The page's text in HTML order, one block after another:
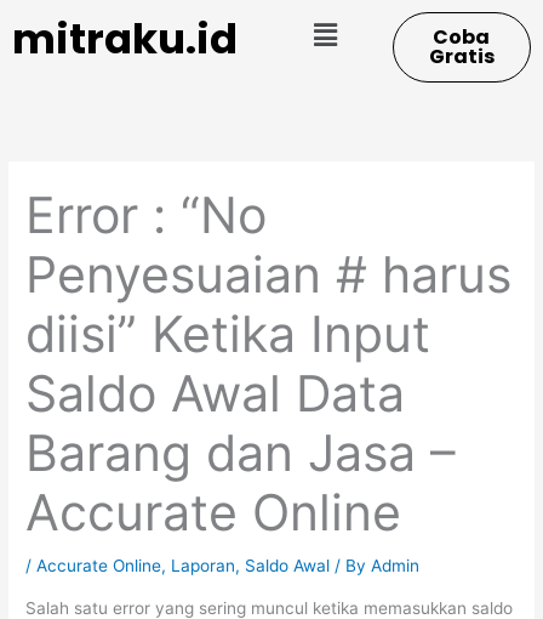
mitraku.id Menu Coba
Gratis
Error : “No
Penyesuaian # harus
diisi” Ketika Input
Saldo Awal Data
Barang dan Jasa –
Accurate Online
/Accurate Online, Laporan, Saldo Awal / ByAdmin
Salah satu error yang sering muncul ketika memasukkan saldo